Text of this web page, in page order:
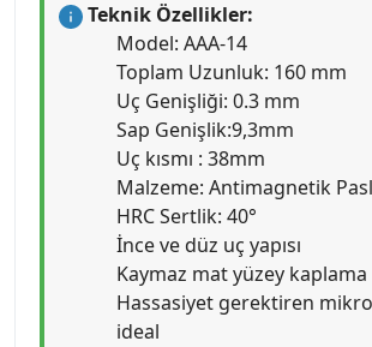
Teknik Özellikler:
Model: AAA-14
Toplam Uzunluk: 160 mm
Uç Genişliği: 0.3 mm
Sap Genişlik:9,3mm
Uç kısmı : 38mm
Malzeme: Antimagnetik
HRC Sertlik: 40°
İnce ve düz uç yapısı
Kaymaz mat yüzey kaplama
Hassasiyet gerektiren
ideal